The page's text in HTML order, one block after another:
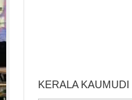
KERALA KAUMUDI